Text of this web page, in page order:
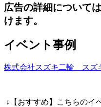
広告の詳細については
けます。
イベント事例
株式会社スズキ二輪 スズ
↓【おすすめ】こちらのイ